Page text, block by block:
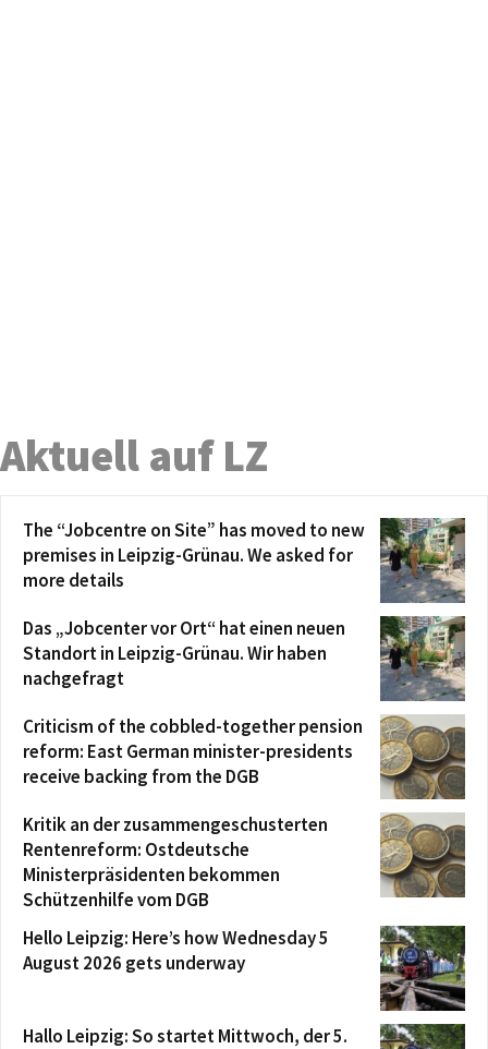
Aktuell auf LZ
The “Jobcentre on Site” has moved to new
premises in Leipzig-Grünau. We asked for
more details
Das „Jobcenter vor Ort“ hat einen neuen
Standort in Leipzig-Grünau. Wir haben
nachgefragt
Criticism of the cobbled-together pension
reform: East German minister-presidents
receive backing from the DGB
Kritik an der zusammengeschusterten
Rentenreform: Ostdeutsche
Ministerpräsidenten bekommen
Schützenhilfe vom DGB
Hello Leipzig: Here’s how Wednesday 5
August 2026 gets underway
Hallo Leipzig: So startet Mittwoch, der 5.